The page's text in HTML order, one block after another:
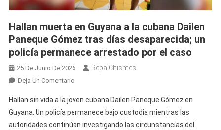
Hallan muerta en Guyana a la cubana Dailen
Paneque Gómez tras días desaparecida; un
policía permanece arrestado por el caso
25 De Junio De 2026 Repa Chismes
Deja Un ComentarioEn
Muerta
En
Guyana
Hallan sin vida a la joven cubana Dailen Paneque Gómez en
Guyana. Un policía permanece bajo custodia mientras las
autoridades continúan investigando las circunstancias del